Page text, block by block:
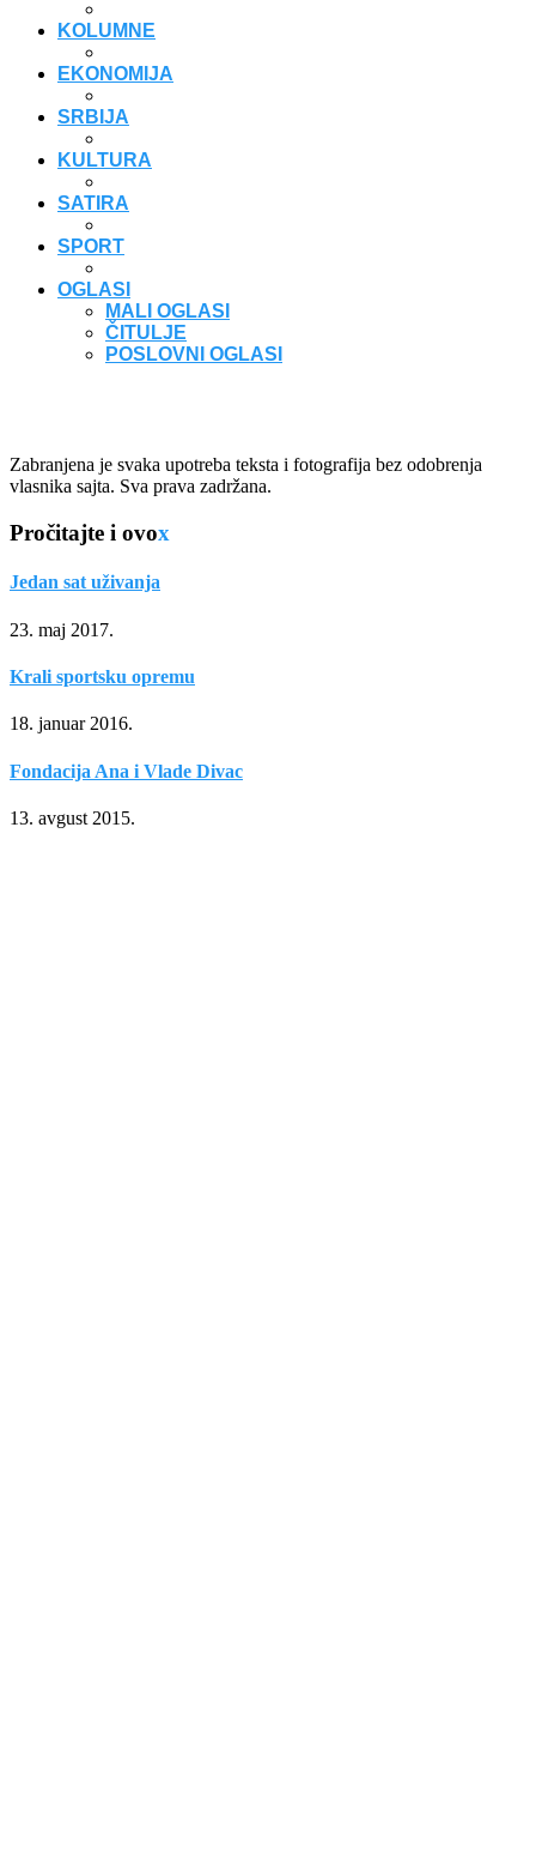
KOLUMNE
EKONOMIJA
SRBIJA
KULTURA
SATIRA
SPORT
OGLASI
MALI OGLASI
ČITULJE
POSLOVNI OGLASI
Zabranjena je svaka upotreba teksta i fotografija bez odobrenja
vlasnika sajta. Sva prava zadržana.
Pročitajte i ovox
Jedan sat uživanja
23. maj 2017.
Krali sportsku opremu
18. januar 2016.
Fondacija Ana i Vlade Divac
13. avgust 2015.